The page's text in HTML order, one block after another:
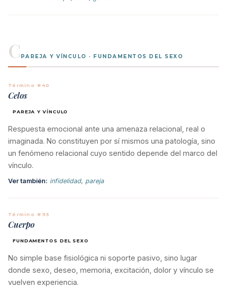
C PAREJA Y VÍNCULO · FUNDAMENTOS DEL SEXO
Término #40
Celos
PAREJA Y VÍNCULO
Respuesta emocional ante una amenaza relacional, real o
imaginada. No constituyen por sí mismos una patología, sino
un fenómeno relacional cuyo sentido depende del marco del
vínculo.
Ver también: infidelidad, pareja
Término #95
Cuerpo
FUNDAMENTOS DEL SEXO
No simple base fisiológica ni soporte pasivo, sino lugar
donde sexo, deseo, memoria, excitación, dolor y vínculo se
vuelven experiencia.